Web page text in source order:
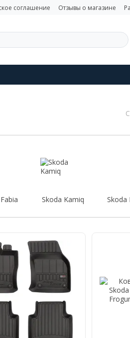
соглашение Отзывы о магазине
Skoda Kamiq Skoda